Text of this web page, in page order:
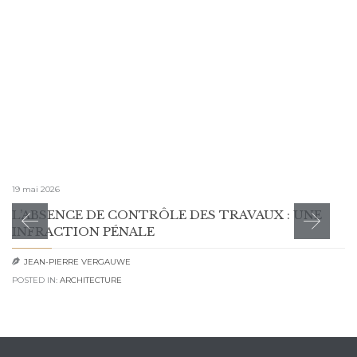
19 mai 2026
L’ABSENCE DE CONTRÔLE DES TRAVAUX : UNE
INFRACTION PÉNALE
 JEAN-PIERRE VERGAUWE
POSTED IN: ARCHITECTURE